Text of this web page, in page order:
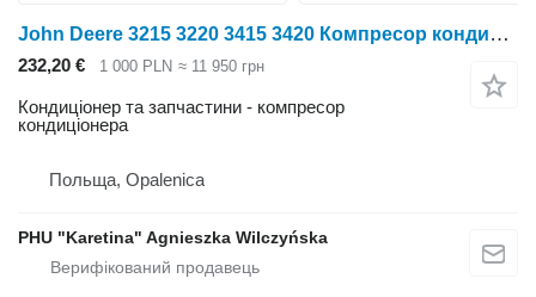
John Deere 3215 3220 3415 3420 Компресор кондиціонера AL155836 до трактора колісного John Deere 3215 3220 3415 3420
232,20 € 1 000 PLN ≈ 11 950 грн
Кондиціонер та запчастини - компресор
кондиціонера
Польща, Opalenica
PHU "Karetina" Agnieszka Wilczyńska